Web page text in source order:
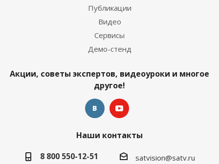
Публикации
Видео
Сервисы
Демо-стенд
Акции, советы экспертов, видеоуроки и многое
другое!
Наши контакты
8 800 550-12-51
satvision@satv.ru